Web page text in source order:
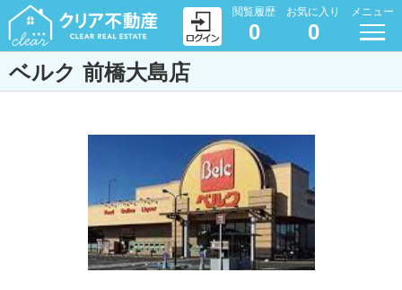
閲覧履歴
0
お気に入り
0
メニュー
ベルク 前橋大島店